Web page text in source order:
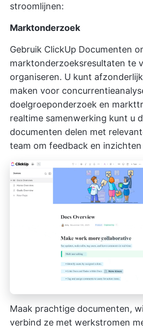
stroomlijnen:
Marktonderzoek
Gebruik ClickUp Documenten
marktonderzoeksresultaten te
organiseren. U kunt
maken voor
doelgroeponderzoek en
realtime samenwerking kunt u
documenten delen met
team om feedback en
Maak prachtige documenten,
verbind ze met werkstromen